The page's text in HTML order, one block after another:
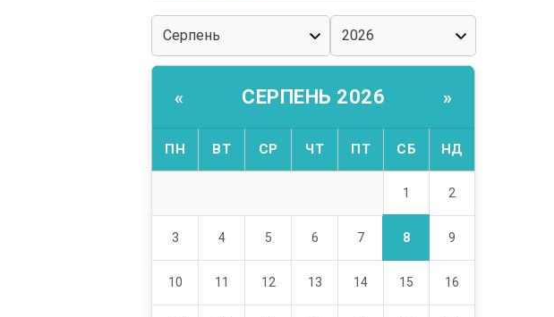
« СЕРПЕНЬ 2026 »
ПН ВТ СР ЧТ ПТ СБ НД
1 2
3 4 5 6 7 8 9
10 11 12 13 14 15 16